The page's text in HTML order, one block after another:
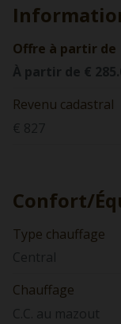
Offre à partir de
À partir de €
Revenu cadastral
€ 827
Confort/
Type chauffage
Central
Chauffage
C.C. au mazout